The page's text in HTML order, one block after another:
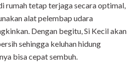
rumah tetap terjaga secara optimal,
alat pelembap udara
Dengan begitu, Si Kecil akan
sehingga keluhan hidung
bisa cepat sembuh.